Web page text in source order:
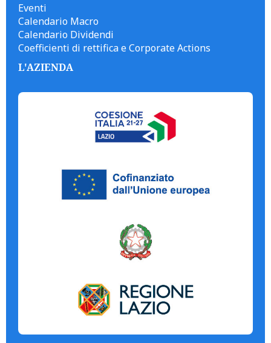
Eventi
Calendario Macro
Calendario Dividendi
Coefficienti di rettifica e Corporate Actions
L'AZIENDA